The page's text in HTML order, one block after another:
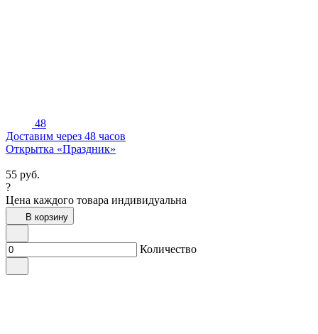
48
Доставим через 48 часов
Открытка «Праздник»
55 руб.
?
Цена каждого товара индивидуальна
В корзину
Количество